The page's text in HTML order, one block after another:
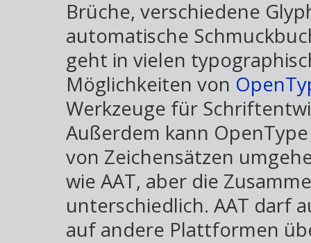
Brüche, verschiedene
automatische
geht in vielen
Möglichkeiten von
Werkzeuge für
Außerdem kann
von Zeichensätzen
wie AAT, aber die
unterschiedlich. AAT darf
auf andere Plattformen